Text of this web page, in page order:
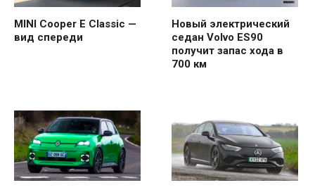
MINI Cooper E Classic —
вид спереди
Новый электрический
седан Volvo ES90
получит запас хода в
700 км